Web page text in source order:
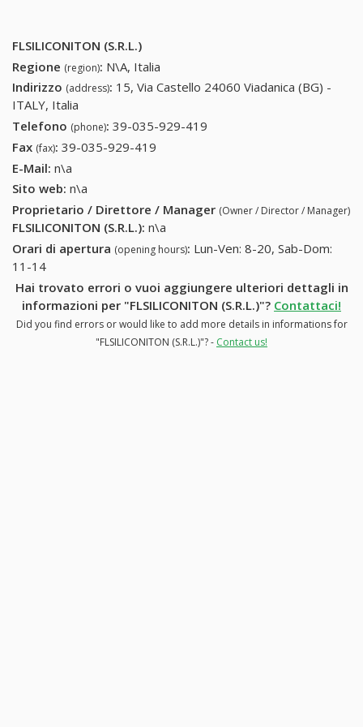
FLSILICONITON (S.R.L.)
Regione (region): N\A, Italia
Indirizzo (address): 15, Via Castello 24060 Viadanica (BG) -
ITALY, Italia
Telefono (phone): 39-035-929-419
Fax (fax): 39-035-929-419
E-Mail: n\a
Sito web: n\a
Proprietario / Direttore / Manager (Owner / Director / Manager)
FLSILICONITON (S.R.L.): n\a
Orari di apertura (opening hours): Lun-Ven: 8-20, Sab-Dom:
11-14
Hai trovato errori o vuoi aggiungere ulteriori dettagli in
informazioni per "FLSILICONITON (S.R.L.)"? Contattaci!
Did you find errors or would like to add more details in informations for
"FLSILICONITON (S.R.L.)"? - Contact us!